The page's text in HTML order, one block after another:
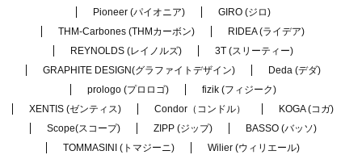
Pioneer (パイオニア)
GIRO (ジロ)
THM-Carbones (THMカーボン)
RIDEA (ライデア)
REYNOLDS (レイノルズ)
3T (スリーティー)
GRAPHITE DESIGN(グラファイトデザイン)
Deda (デダ)
prologo (プロロゴ)
fizik (フィジーク)
XENTIS (ゼンティス)
Condor（コンドル）
KOGA (コガ)
Scope(スコープ)
ZIPP (ジップ)
BASSO (バッソ)
TOMMASINI (トマジーニ)
Wilier (ウィリエール)